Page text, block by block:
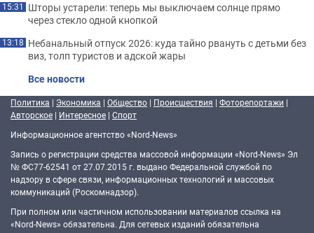
15:31 Шторы устарели: теперь мы выключаем солнце прямо
через стекло одной кнопкой
13:18 Небанальный отпуск 2026: куда тайно рвануть с детьми без
виз, толп туристов и адской жары
Все новости
Политика | Экономика | Общество | Происшествия | Фоторепортажи |
Авторское | Интересное | Спорт
Информационное агентство «Nord-News»
Запись о регистрации средства массовой информации «Nord-News» Эл
№ ФС77-62541 от 27.07.2015 г. выдано Федеральной службой по
надзору в сфере связи, информационных технологий и массовых
коммуникаций (Роскомнадзор).
При полном или частичном использовании материалов ссылка на
«Nord-News» обязательна. Для сетевых изданий обязательна